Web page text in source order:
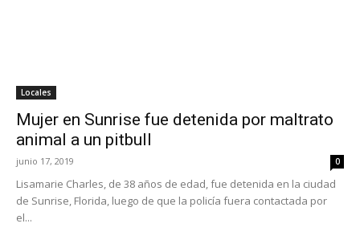
Locales
Mujer en Sunrise fue detenida por maltrato
animal a un pitbull
junio 17, 2019 0
Lisamarie Charles, de 38 años de edad, fue detenida en la ciudad
de Sunrise, Florida, luego de que la policía fuera contactada por
el...